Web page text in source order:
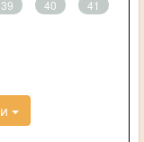
39 40
41